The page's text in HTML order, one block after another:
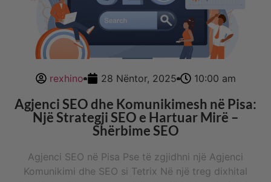
rexhino 28 Nëntor, 2025 10:00 am
Agjenci SEO dhe Komunikimesh në Pisa:
Një Strategji SEO e Hartuar Mirë –
Shërbime SEO
Agjenci SEO në Pisa Pse të zgjidhni një Agjenci
Komunikimi dhe SEO si Tetrix Në një treg dixhital